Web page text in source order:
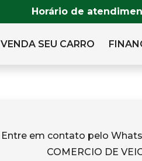
Horário de
VENDA SEU CARRO
Entre em contato pelo
COMERCIO DE